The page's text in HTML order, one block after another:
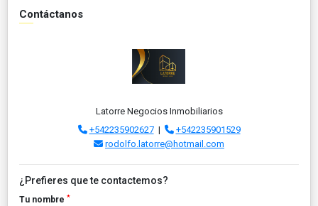
Contáctanos
Latorre Negocios Inmobiliarios
+542235902627|
+542235901529
rodolfo.latorre@hotmail.com
¿Prefieres que te contactemos?
Tu nombre *